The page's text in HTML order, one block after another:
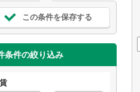
この条件を保存する
条件の絞り込み